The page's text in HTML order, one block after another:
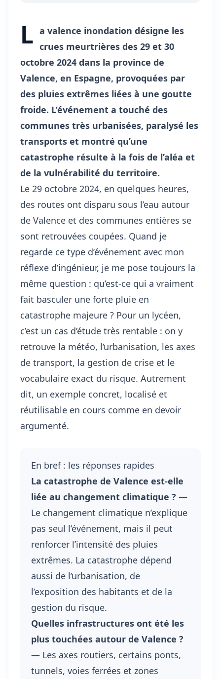
L a valence inondation désigne les
crues meurtrières des 29 et 30
octobre 2024 dans la province de
Valence, en Espagne, provoquées par
des pluies extrêmes liées à une goutte
froide. L’événement a touché des
communes très urbanisées, paralysé les
transports et montré qu’une
catastrophe résulte à la fois de l’aléa et
de la vulnérabilité du territoire.
Le 29 octobre 2024, en quelques heures,
des routes ont disparu sous l’eau autour
de Valence et des communes entières se
sont retrouvées coupées. Quand je
regarde ce type d’événement avec mon
réflexe d’ingénieur, je me pose toujours la
même question : qu’est-ce qui a vraiment
fait basculer une forte pluie en
catastrophe majeure ? Pour un lycéen,
c’est un cas d’étude très rentable : on y
retrouve la météo, l’urbanisation, les axes
de transport, la gestion de crise et le
vocabulaire exact du risque. Autrement
dit, un exemple concret, localisé et
réutilisable en cours comme en devoir
argumenté.
En bref : les réponses rapides
La catastrophe de Valence est-elle
liée au changement climatique ? —
Le changement climatique n’explique
pas seul l’événement, mais il peut
renforcer l’intensité des pluies
extrêmes. La catastrophe dépend
aussi de l’urbanisation, de
l’exposition des habitants et de la
gestion du risque.
Quelles infrastructures ont été les
plus touchées autour de Valence ?
— Les axes routiers, certains ponts,
tunnels, voies ferrées et zones